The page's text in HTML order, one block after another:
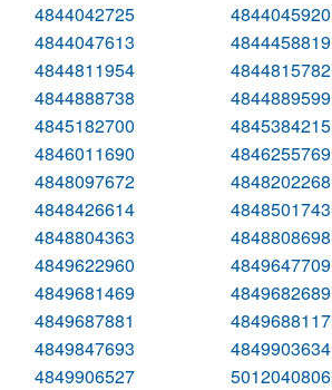
4844042725
4844045920
4844047613
4844458819
4844811954
4844815782
4844888738
4844889599
4845182700
4845384215
4846011690
4846255769
4848097672
4848202268
4848426614
4848501743
4848804363
4848808698
4849622960
4849647709
4849681469
4849682689
4849687881
4849688117
4849847693
4849903634
4849906527
5012040806